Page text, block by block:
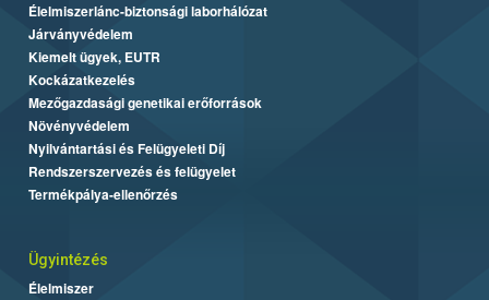
Élelmiszerlánc-biztonsági laborhálózat
Járványvédelem
Kiemelt ügyek, EUTR
Kockázatkezelés
Mezőgazdasági genetikai erőforrások
Növényvédelem
Nyilvántartási és Felügyeleti Díj
Rendszerszervezés és felügyelet
Termékpálya-ellenőrzés
Ügyintézés
Élelmiszer